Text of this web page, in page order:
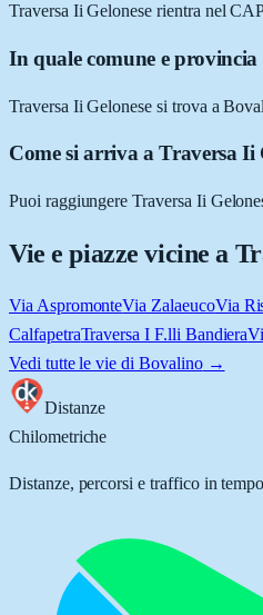
Traversa Ii Gelonese rientra nel
In quale comune e
Traversa Ii Gelonese si trova a
Come si arriva a Traversa Ii
Puoi raggiungere Traversa Ii
Vie e piazze vicine a
Via AspromonteVia ZalaeucoVia
CalfapetraTraversa I F.lli Bandiera
Vedi tutte le vie di Bovalino→
Distanze
Chilometriche
Distanze, percorsi e traffico in